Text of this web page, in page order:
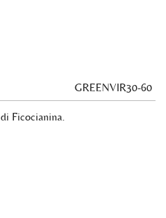
GREENVIR30-60
Ficocianina.